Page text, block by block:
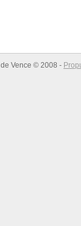
Vence © 2008 -